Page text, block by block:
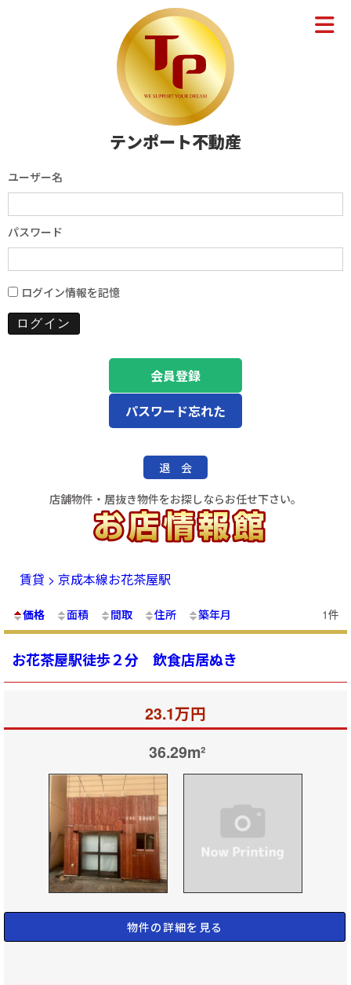
テンポート不動産
ユーザー名
パスワード
ログイン情報を記憶
会員登録
パスワード忘れた
退 会
店舗物件・居抜き物件をお探しならお任せ下さい。
賃貸 > 京成本線お花茶屋駅
価格 面積 間取 住所 築年月 1件
お花茶屋駅徒歩２分 飲食店居ぬき
23.1万円
36.29m²
物件の詳細を見る